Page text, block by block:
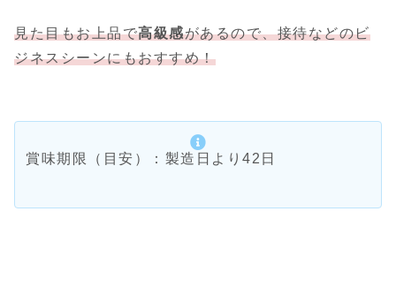
見た目もお上品で高級感があるので、接待などのビ
ジネスシーンにもおすすめ！
賞味期限（目安）：製造日より42日